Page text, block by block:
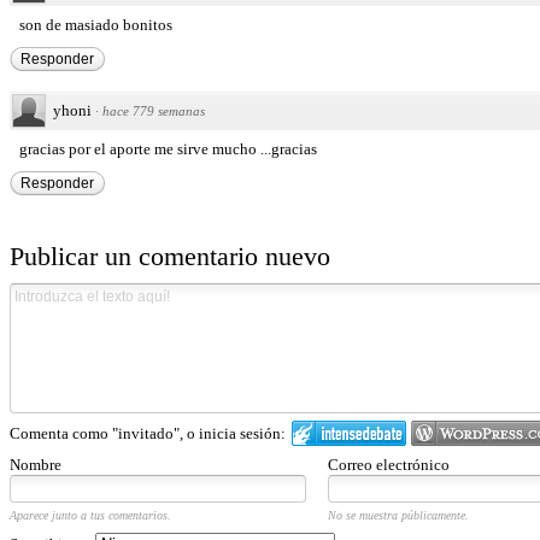
son de masiado bonitos
Responder
yhoni · hace 779 semanas
gracias por el aporte me sirve mucho ...gracias
Responder
Publicar un comentario nuevo
Comenta como "invitado", o inicia sesión:
Nombre
Correo electrónico
Aparece junto a tus comentarios. No se muestra públicamente.